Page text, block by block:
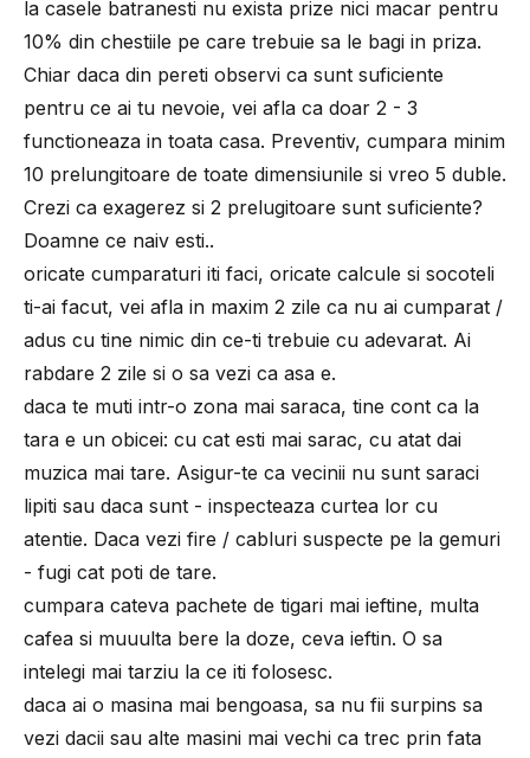
la casele batranesti nu exista prize nici macar pentru
10% din chestiile pe care trebuie sa le bagi in priza.
Chiar daca din pereti observi ca sunt suficiente
pentru ce ai tu nevoie, vei afla ca doar 2 - 3
functioneaza in toata casa. Preventiv, cumpara minim
10 prelungitoare de toate dimensiunile si vreo 5 duble.
Crezi ca exagerez si 2 prelugitoare sunt suficiente?
Doamne ce naiv esti..
oricate cumparaturi iti faci, oricate calcule si socoteli
ti-ai facut, vei afla in maxim 2 zile ca nu ai cumparat /
adus cu tine nimic din ce-ti trebuie cu adevarat. Ai
rabdare 2 zile si o sa vezi ca asa e.
daca te muti intr-o zona mai saraca, tine cont ca la
tara e un obicei: cu cat esti mai sarac, cu atat dai
muzica mai tare. Asigur-te ca vecinii nu sunt saraci
lipiti sau daca sunt - inspecteaza curtea lor cu
atentie. Daca vezi fire / cabluri suspecte pe la gemuri
- fugi cat poti de tare.
cumpara cateva pachete de tigari mai ieftine, multa
cafea si muuulta bere la doze, ceva ieftin. O sa
intelegi mai tarziu la ce iti folosesc.
daca ai o masina mai bengoasa, sa nu fii surpins sa
vezi dacii sau alte masini mai vechi ca trec prin fata